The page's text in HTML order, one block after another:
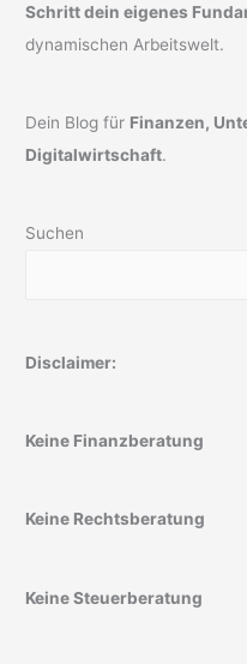
Schritt dein eigenes
dynamischen Arbeitswelt.
Dein Blog für Finanzen,
Digitalwirtschaft.
Suchen
Disclaimer:
Keine Finanzberatung
Keine Rechtsberatung
Keine Steuerberatung